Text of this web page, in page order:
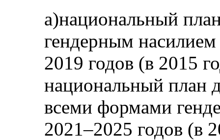
a)национальный
гендерным
2019 годов (в 2015
национальный план
всеми формами
2021–2025 годов (в